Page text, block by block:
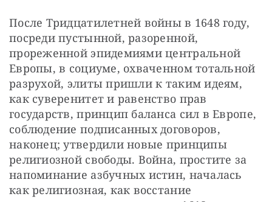
После Тридцатилетней войны в 1648 году,
посреди пустынной, разоренной,
прореженной эпидемиями центральной
Европы, в социуме, охваченном тотальной
разрухой, элиты пришли к таким идеям,
как суверенитет и равенство прав
государств, принцип баланса сил в Европе,
соблюдение подписанных договоров,
наконец; утвердили новые принципы
религиозной свободы. Война, простите за
напоминание азбучных истин, началась
как религиозная, как восстание